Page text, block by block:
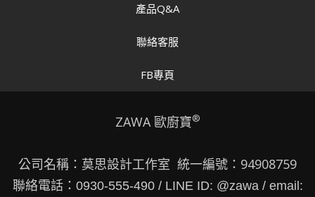
產品Q&A
聯絡客服
FB專頁
ZAWA 歐廚寶®
公司名稱：莫思設計工作室 統一編號：94908759
聯絡電話：0930-555-490 / LINE ID: @zawa / email: